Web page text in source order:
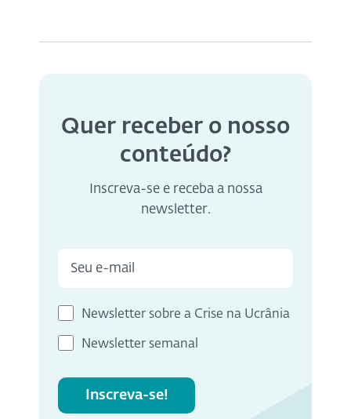
Quer receber o nosso
conteúdo?
Inscreva-se e receba a nossa
newsletter.
Newsletter sobre a Crise na Ucrânia
Newsletter semanal
Inscreva-se!